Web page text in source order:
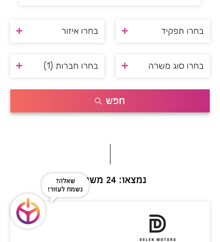
בחרו תפקיד בחרו איזור
בחרו סוג משרה בחרו חברות (1)
חפש
נמצאו: 24 משרות
שאלה?
נשמח לעזור!